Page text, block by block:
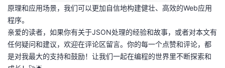
原理和应用场景，我们可以更加自信地构建健壮、高效的Web应用
程序。
亲爱的读者，如果你有关于JSON处理的经验和故事，或者对本文有
任何疑问和建议，欢迎在评论区留言。你的每一个点赞和评论，都
是对我最大的支持和鼓励！让我们一起在编程的世界里不断探索和